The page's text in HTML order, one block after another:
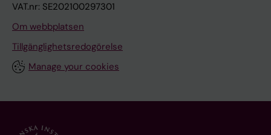
VAT.nr: SE202100297301
Om webbplatsen
Tillgänglighetsredogörelse
Manage your cookies